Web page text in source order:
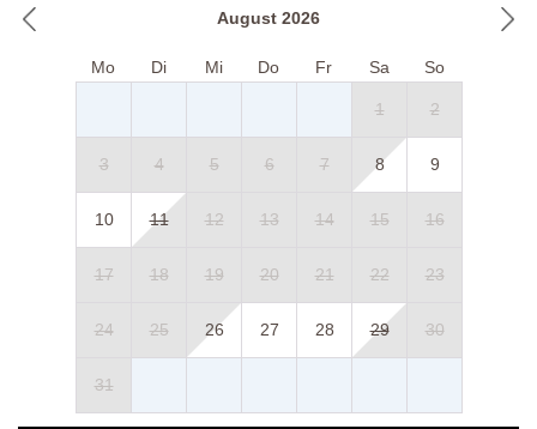
August 2026
Mo Di Mi Do Fr Sa So
1 2
3 4 5 6 7 8 9
10 11 12 13 14 15 16
17 18 19 20 21 22 23
24 25 26 27 28 29 30
31